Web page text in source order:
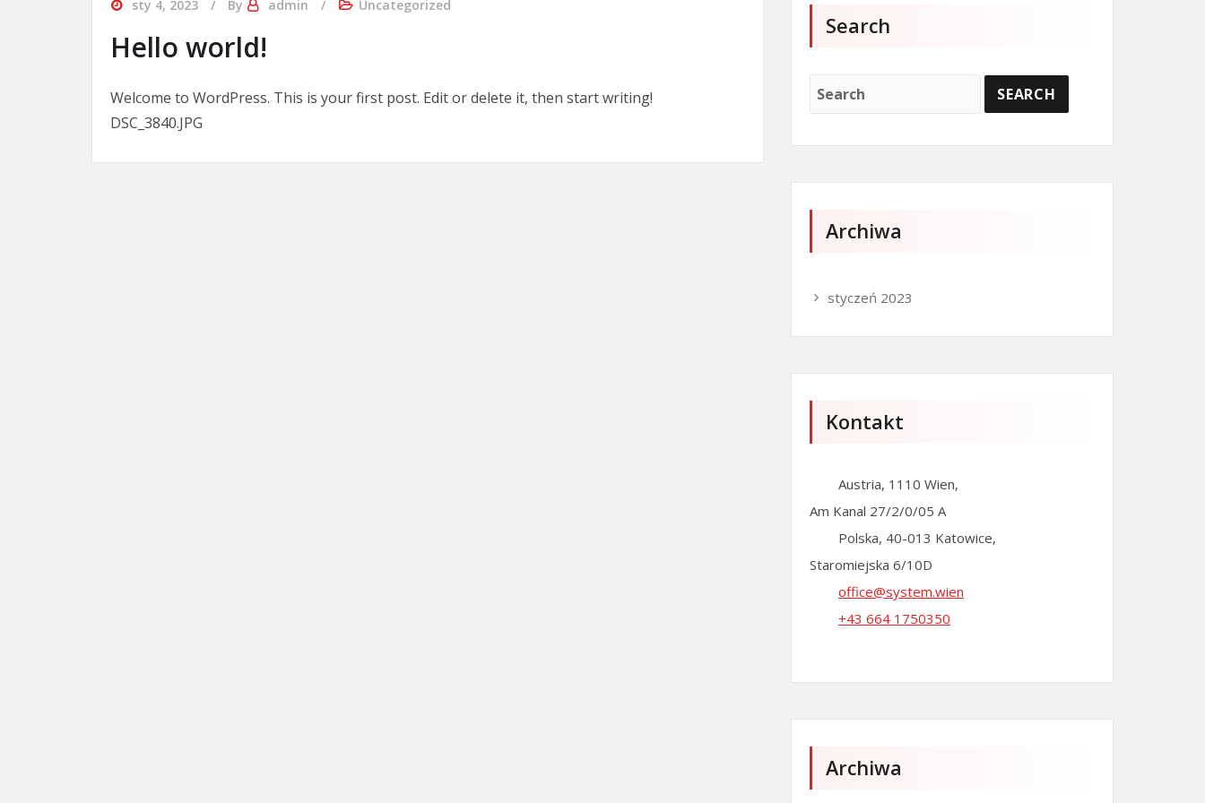
SHOW WDROŻENIA SUBMENU
HIDE WDROŻENIA SUBMENU
SHOW LINKI SUBMENU
HIDE LINKI SUBMENU
sty 4, 2023 By admin Uncategorized
Hello world!
Welcome to WordPress. This is your first post. Edit or delete it, then start writing!
DSC_3840.JPG
Search
Archiwa
styczeń 2023
Kontakt
Austria, 1110 Wien,
Am Kanal 27/2/0/05 A
Polska, 40-013 Katowice,
Staromiejska 6/10D
office@system.wien
+43 664 1750350
Archiwa